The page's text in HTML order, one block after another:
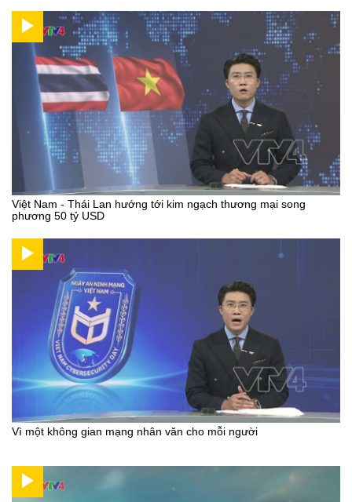
Việt Nam - Thái Lan hướng tới kim ngạch thương mại song
phương 50 tỷ USD
Vì một không gian mạng nhân văn cho mỗi người